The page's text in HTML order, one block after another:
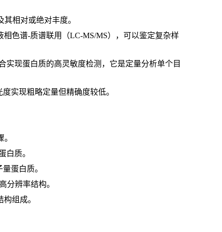
相对或绝对丰度。
色谱-质谱联用（LC-MS/MS），可以鉴定复杂样
现蛋白质的高灵敏度检测，它是定量分析单个目
实现粗略定量但精确度较低。
白质。
蛋白质。
分辨率结构。
组成。